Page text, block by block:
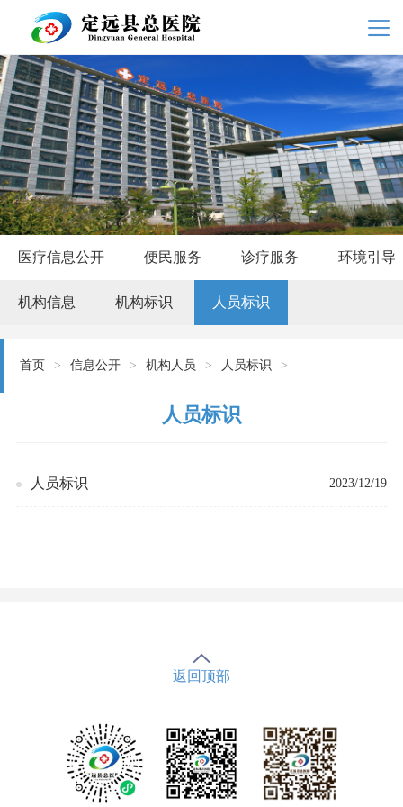
医疗信息公开 便民服务 诊疗服务 环境引导
机构信息 机构标识 人员标识
首页 > 信息公开 > 机构人员 > 人员标识 >
人员标识
人员标识 2023/12/19
返回顶部